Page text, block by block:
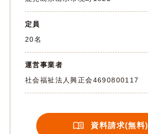
定員
20名
運営事業者
社会福祉法人興正会4690800117
資料請求(無料)